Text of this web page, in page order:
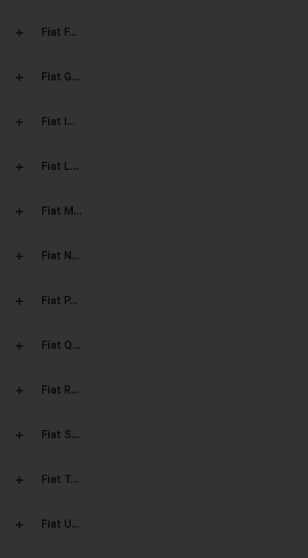
Fiat F...
Fiat G...
Fiat I...
Fiat L...
Fiat M...
Fiat N...
Fiat P...
Fiat Q...
Fiat R...
Fiat S...
Fiat T...
Fiat U...